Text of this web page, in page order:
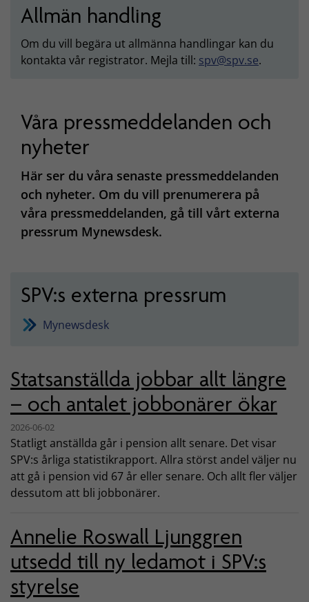
Allmän handling
Om du vill begära ut allmänna handlingar kan du
kontakta vår registrator. Mejla till: spv@spv.se.
Våra pressmeddelanden och
nyheter
Här ser du våra senaste pressmeddelanden
och nyheter. Om du vill prenumerera på
våra pressmeddelanden, gå till vårt externa
pressrum Mynewsdesk.
SPV:s externa pressrum
Mynewsdesk
Statsanställda jobbar allt längre
– och antalet jobbonärer ökar
2026-06-02
Statligt anställda går i pension allt senare. Det visar
SPV:s årliga statistikrapport. Allra störst andel väljer nu
att gå i pension vid 67 år eller senare. Och allt fler väljer
dessutom att bli jobbonärer.
Annelie Roswall Ljunggren
utsedd till ny ledamot i SPV:s
styrelse